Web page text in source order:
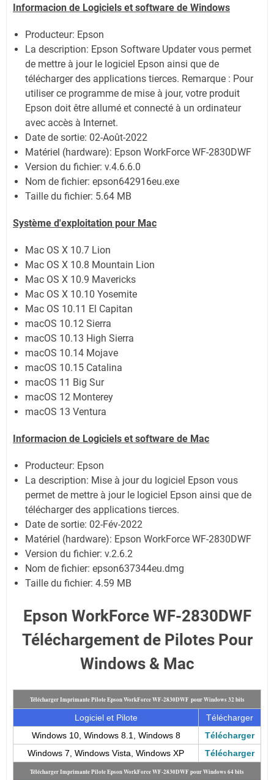
Informacion de Logiciels et software de Windows
Producteur: Epson
La description: Epson Software Updater vous permet
de mettre à jour le logiciel Epson ainsi que de
télécharger des applications tierces. Remarque : Pour
utiliser ce programme de mise à jour, votre produit
Epson doit être allumé et connecté à un ordinateur
avec accès à Internet.
Date de sortie: 02-Août-2022
Matériel (hardware): Epson WorkForce WF-2830DWF
Version du fichier: v.4.6.6.0
Nom de fichier: epson642916eu.exe
Taille du fichier: 5.64 MB
Système d'exploitation pour Mac
Mac OS X 10.7 Lion
Mac OS X 10.8 Mountain Lion
Mac OS X 10.9 Mavericks
Mac OS X 10.10 Yosemite
Mac OS 10.11 El Capitan
macOS 10.12 Sierra
macOS 10.13 High Sierra
macOS 10.14 Mojave
macOS 10.15 Catalina
macOS 11 Big Sur
macOS 12 Monterey
macOS 13 Ventura
Informacion de Logiciels et software de Mac
Producteur: Epson
La description: Mise à jour du logiciel Epson vous
permet de mettre à jour le logiciel Epson ainsi que de
télécharger des applications tierces.
Date de sortie: 02-Fév-2022
Matériel (hardware): Epson WorkForce WF-2830DWF
Version du fichier: v.2.6.2
Nom de fichier: epson637344eu.dmg
Taille du fichier: 4.59 MB
Epson WorkForce WF-2830DWF
Téléchargement de Pilotes Pour
Windows & Mac
Télécharger Imprimante Pilote Epson WorkForce WF-2830DWF pour Windows 32 bits
Logiciel et Pilote
Télécharger
Windows 10, Windows 8.1, Windows 8
Télécharger
Windows 7, Windows Vista, Windows XP
Télécharger
Télécharger Imprimante Pilote Epson WorkForce WF-2830DWF pour Windows 64 bits